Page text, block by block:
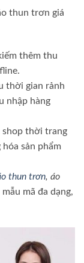
thun trơn giá
thêm thu
thời gian rảnh
nhập hàng
shop thời trang
sản phẩm
thun trơn, áo
mã đa dạng,